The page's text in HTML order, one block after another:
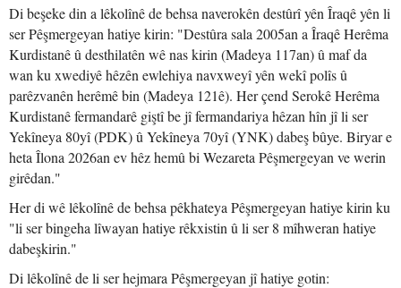
Di beşeke din a lêkolînê de behsa naverokên destûrî yên Îraqê yên li
ser Pêşmergeyan hatiye kirin: "Destûra sala 2005an a Îraqê Herêma
Kurdistanê û desthilatên wê nas kirin (Madeya 117an) û maf da
wan ku xwediyê hêzên ewlehiya navxweyî yên wekî polîs û
parêzvanên herêmê bin (Madeya 121ê). Her çend Serokê Herêma
Kurdistanê fermandarê giştî be jî fermandariya hêzan hîn jî li ser
Yekîneya 80yî (PDK) û Yekîneya 70yî (YNK) dabeş bûye. Biryar e
heta Îlona 2026an ev hêz hemû bi Wezareta Pêşmergeyan ve werin
girêdan."
Her di wê lêkolînê de behsa pêkhateya Pêşmergeyan hatiye kirin ku
"li ser bingeha lîwayan hatiye rêkxistin û li ser 8 mîhweran hatiye
dabeşkirin."
Di lêkolînê de li ser hejmara Pêşmergeyan jî hatiye gotin: